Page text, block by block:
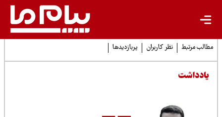
مرتبط نظر کاربران پربازدیدها